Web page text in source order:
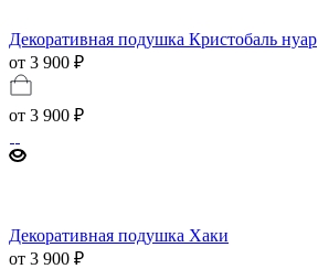
Декоративная подушка Кристобаль нуар
от 3 900 ₽
от 3 900 ₽
Декоративная подушка Хаки
от 3 900 ₽